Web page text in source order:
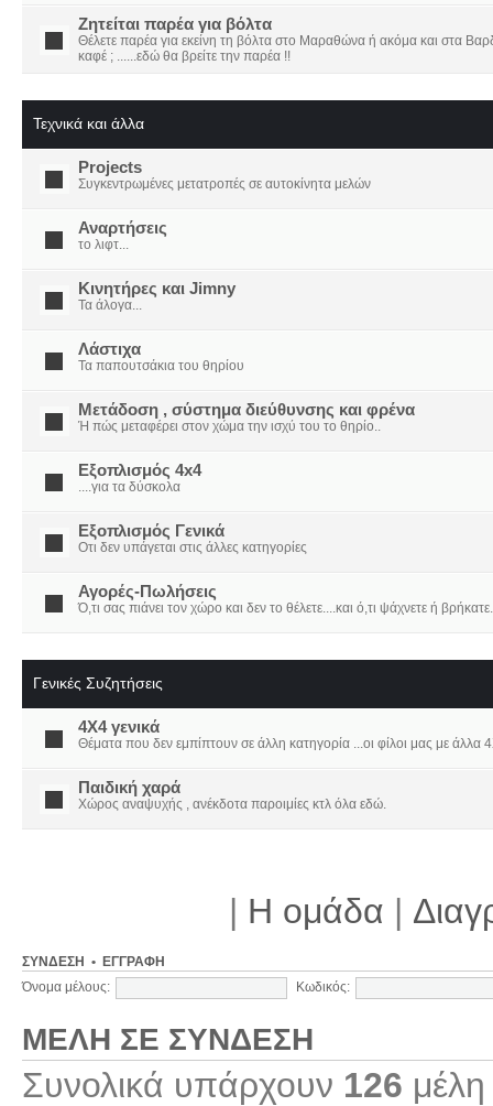
Ζητείται παρέα για βόλτα
Θέλετε παρέα για εκείνη τη βόλτα στο Μαραθώνα ή ακόμα και στα
καφέ ; ......εδώ θα βρείτε την παρέα !!
Τεχνικά και άλλα
Projects
Συγκεντρωμένες μετατροπές σε αυτοκίνητα μελών
Αναρτήσεις
το λιφτ...
Κινητήρες και Jimny
Τα άλογα...
Λάστιχα
Τα παπουτσάκια του θηρίου
Μετάδοση , σύστημα διεύθυνσης και φρένα
Ή πώς μεταφέρει στον χώμα την ισχύ του το θηρίο..
Εξοπλισμός 4x4
....για τα δύσκολα
Εξοπλισμός Γενικά
Οτι δεν υπάγεται στις άλλες κατηγορίες
Αγορές-Πωλήσεις
Ό,τι σας πιάνει τον χώρο και δεν το θέλετε....και ό,τι ψάχνετε ή
Γενικές Συζητήσεις
4X4 γενικά
Θέματα που δεν εμπίπτουν σε άλλη κατηγορία ...οι φίλοι μας με άλλα
Παιδική χαρά
Χώρος αναψυχής , ανέκδοτα παροιμίες κτλ όλα εδώ.
| Η ομάδα |
ΣΎΝΔΕΣΗ • ΕΓΓΡΑΦΉ
Όνομα μέλους: Κωδικός:
ΜΈΛΗ ΣΕ ΣΎΝΔΕΣΗ
Συνολικά υπάρχουν 126